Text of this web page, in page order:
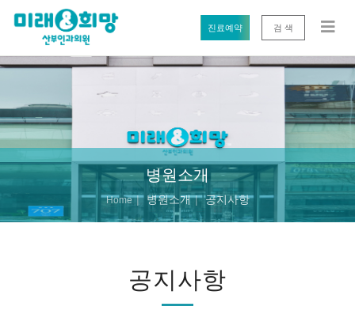
진료예약 검 색
병원소개
Home 병원소개 공지사항
공지사항